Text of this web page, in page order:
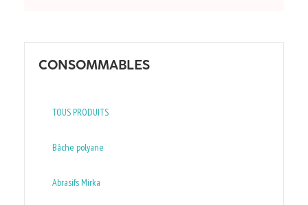
CONSOMMABLES
TOUS PRODUITS
Bâche polyane
Abrasifs Mirka